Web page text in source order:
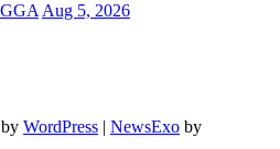
Aug 5, 2026
WordPress | NewsExo by